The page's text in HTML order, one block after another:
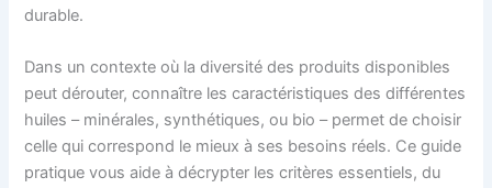
durable.
Dans un contexte où la diversité des produits disponibles
peut dérouter, connaître les caractéristiques des différentes
huiles – minérales, synthétiques, ou bio – permet de choisir
celle qui correspond le mieux à ses besoins réels. Ce guide
pratique vous aide à décrypter les critères essentiels, du